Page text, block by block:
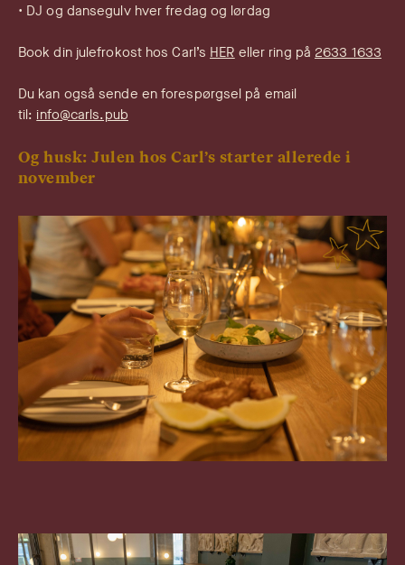
• DJ og dansegulv hver fredag og lørdag
Book din julefrokost hos Carl’s HER eller ring på 2633 1633
Du kan også sende en forespørgsel på email
til: info@carls.pub
Og husk: Julen hos Carl’s starter allerede i
november